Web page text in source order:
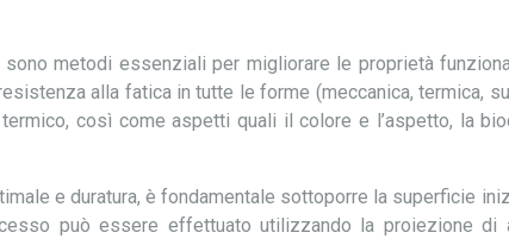
sono metodi essenziali per migliorare le proprietà
alla fatica in tutte le forme (meccanica, termica,
termico, così come aspetti quali il colore e l’aspetto, la
e duratura, è fondamentale sottoporre la superficie
può essere effettuato utilizzando la proiezione di